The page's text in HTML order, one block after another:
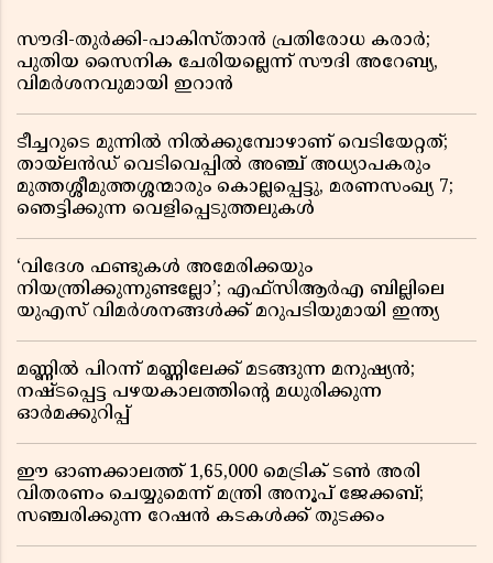
സൗദി-തുർക്കി-പാകിസ്താൻ പ്രതിരോധ കരാർ;
പുതിയ സൈനിക ചേരിയല്ലെന്ന് സൗദി അറേബ്യ,
വിമർശനവുമായി ഇറാൻ
ടീച്ചറുടെ മുന്നിൽ നിൽക്കുമ്പോഴാണ് വെടിയേറ്റത്;
തായ്‌ലൻഡ് വെടിവെപ്പിൽ അഞ്ച് അധ്യാപകരും
മുത്തശ്ശീമുത്തശ്ശന്മാരും കൊല്ലപ്പെട്ടു, മരണസംഖ്യ 7;
ഞെട്ടിക്കുന്ന വെളിപ്പെടുത്തലുകൾ
‘വിദേശ ഫണ്ടുകൾ അമേരിക്കയും
നിയന്ത്രിക്കുന്നുണ്ടല്ലോ’; എഫ്സിആർഎ ബില്ലിലെ
യുഎസ് വിമർശനങ്ങൾക്ക് മറുപടിയുമായി ഇന്ത്യ
മണ്ണിൽ പിറന്ന് മണ്ണിലേക്ക് മടങ്ങുന്ന മനുഷ്യൻ;
നഷ്ടപ്പെട്ട പഴയകാലത്തിൻ്റെ മധുരിക്കുന്ന
ഓർമക്കുറിപ്പ്
ഈ ഓണക്കാലത്ത് 1,65,000 മെട്രിക് ടൺ അരി
വിതരണം ചെയ്യുമെന്ന് മന്ത്രി അനൂപ് ജേക്കബ്;
സഞ്ചരിക്കുന്ന റേഷൻ കടകൾക്ക് തുടക്കം